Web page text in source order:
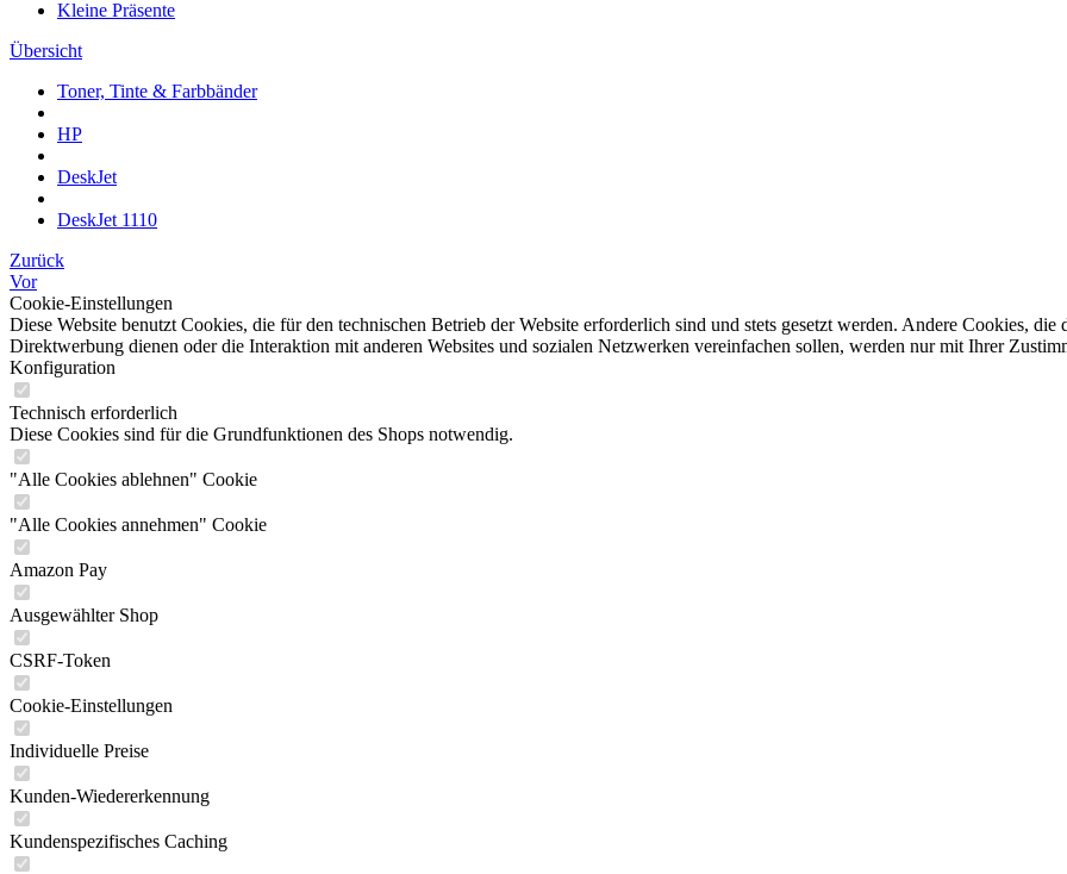
Kleine Präsente
Übersicht
Toner, Tinte & Farbbänder
HP
DeskJet
DeskJet 1110
Zurück
Vor
Cookie-Einstellungen
Diese Website benutzt Cookies, die für den technischen Betrieb der Website erforderlich sind und stets gesetzt werden. Andere Cookies,
Direktwerbung dienen oder die Interaktion mit anderen Websites und sozialen Netzwerken vereinfachen sollen, werden nur mit Ihrer
Konfiguration
Technisch erforderlich
Diese Cookies sind für die Grundfunktionen des Shops notwendig.
"Alle Cookies ablehnen" Cookie
"Alle Cookies annehmen" Cookie
Amazon Pay
Ausgewählter Shop
CSRF-Token
Cookie-Einstellungen
Individuelle Preise
Kunden-Wiedererkennung
Kundenspezifisches Caching